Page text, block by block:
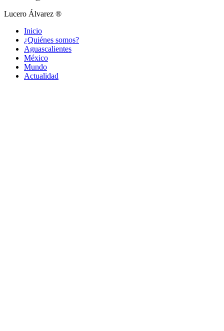
Lucero Álvarez ®
Inicio
¿Quiénes somos?
Aguascalientes
México
Mundo
Actualidad